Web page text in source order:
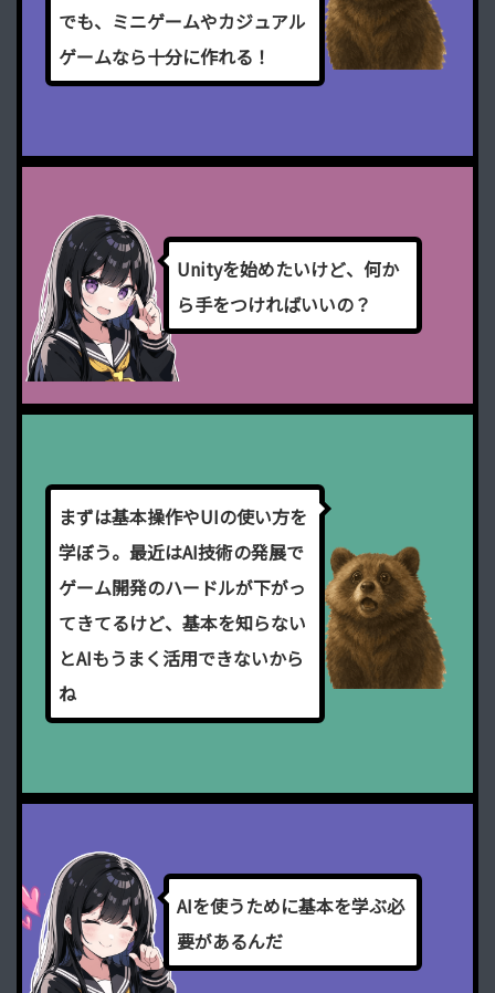
でも、 ミニゲームやカジュアル
ゲームなら十分に作れる ！
Unityを始めたいけど、何か
ら手をつければいいの？
まずは基本操作やUIの使い方を
学ぼう。 最近はAI技術の発展で
ゲーム開発のハー ドルが下がっ
てきてるけど、 基本を知らない
とAIもう まく活用できないから
ね
AIを使うために基本を学ぶ必
要があるんだ